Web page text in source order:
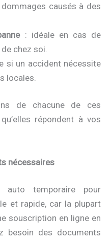
causés à des
: idéale en cas de
chez soi.
si un accident nécessite
locales.
de chacune de ces
répondent à vos
nécessaires
auto temporaire pour
et rapide, car la plupart
souscription en ligne en
besoin des documents